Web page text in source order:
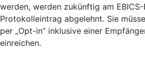
werden, werden zukünftig am
Protokolleintrag abgelehnt. Sie
per „Opt-in” inklusive einer
einreichen.